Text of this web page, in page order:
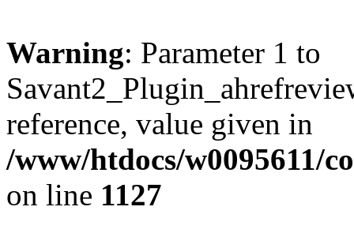
Warning: Parameter 1 to
reference, value given in
/www/htdocs/w0095611/
on line 1127